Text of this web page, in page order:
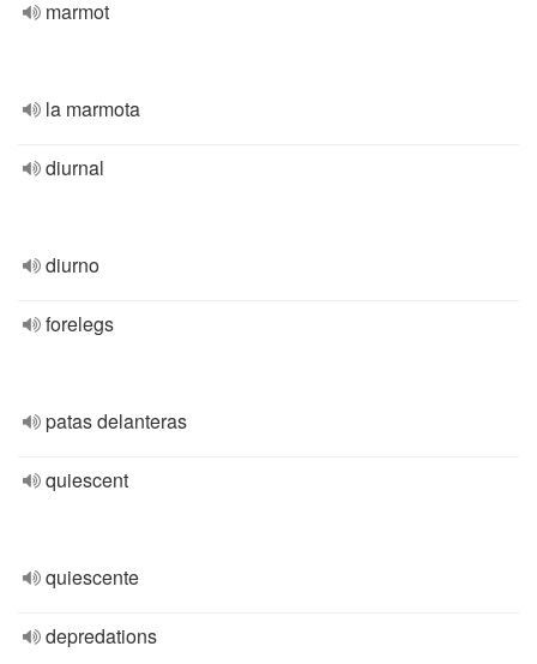
marmot
la marmota
diurnal
diurno
forelegs
patas delanteras
quiescent
quiescente
depredations